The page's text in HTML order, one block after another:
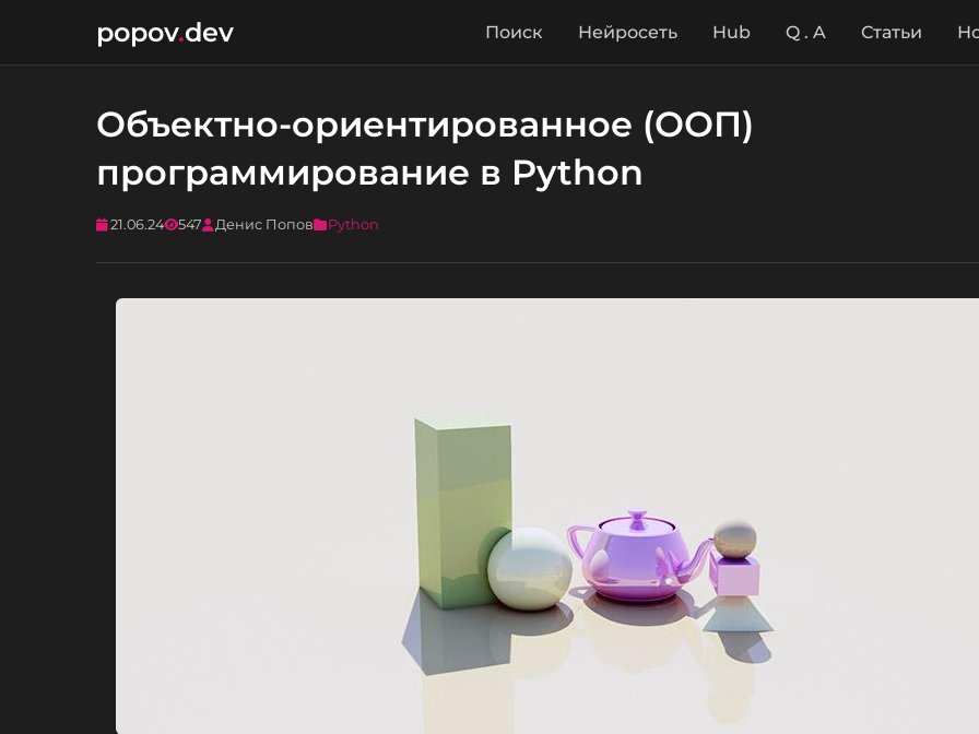
popov.dev Поиск Нейросеть Hub Q . A Статьи
Объектно-ориентированное (ООП)
программирование в Python
21.06.24 547 Денис Попов Python